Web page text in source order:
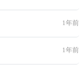
1年前
1年前